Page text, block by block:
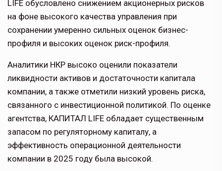
LIFE обусловлено снижением акционерных рисков
на фоне высокого качества управления при
сохранении умеренно сильных оценок бизнес-
профиля и высоких оценок риск-профиля.
Аналитики НКР высоко оценили показатели
ликвидности активов и достаточности капитала
компании, а также отметили низкий уровень риска,
связанного с инвестиционной политикой. По оценке
агентства, КАПИТАЛ LIFE обладает существенным
запасом по регуляторному капиталу, а
эффективность операционной деятельности
компании в 2025 году была высокой.